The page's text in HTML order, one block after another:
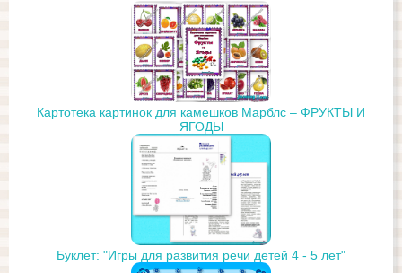
Картотека картинок для камешков Марблс – ФРУКТЫ И
ЯГОДЫ
Буклет: "Игры для развития речи детей 4 - 5 лет"